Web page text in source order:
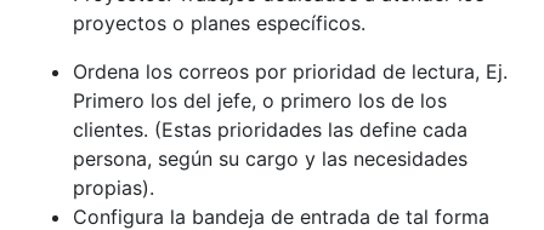
proyectos o planes específicos.
Ordena los correos por prioridad de lectura, Ej.
Primero los del jefe, o primero los de los
clientes. (Estas prioridades las define cada
persona, según su cargo y las necesidades
propias).
Configura la bandeja de entrada de tal forma